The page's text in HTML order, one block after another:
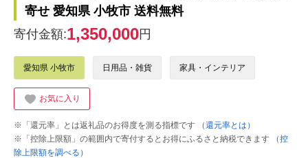
寄せ 愛知県 小牧市 送料無料
寄付金額:1,350,000円
愛知県 小牧市 日用品・雑貨 家具・インテリア
お気に入り
※「還元率」とは返礼品のお得度を測る指標です
（還元率とは）
※「控除上限額」の範囲内で寄付するとお得にふるさと納税できます
（控
除上限額を調べる）